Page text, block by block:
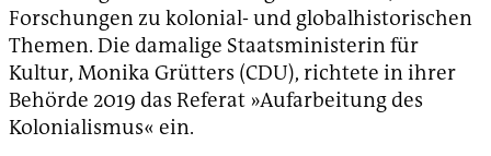
Forschungen zu kolonial- und globalhistorischen
Themen. Die damalige Staatsministerin für
Kultur, Monika Grütters (CDU), richtete in ihrer
Behörde 2019 das Referat »Aufarbeitung des
Kolonialismus« ein.